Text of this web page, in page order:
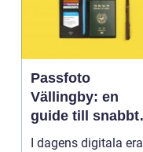
Passfoto
Vällingby: en
guide till snabbt
och smidigt foto
I dagens digitala era